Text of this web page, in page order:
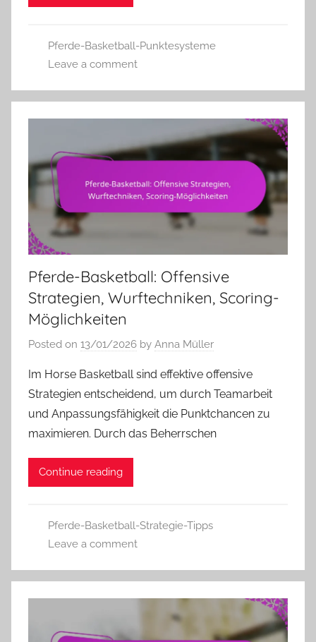
Pferde-Basketball-Punktesysteme
Leave a comment
Pferde-Basketball: Offensive
Strategien, Wurftechniken, Scoring-
Möglichkeiten
Posted on 13/01/2026 by Anna Müller
Im Horse Basketball sind effektive offensive
Strategien entscheidend, um durch Teamarbeit
und Anpassungsfähigkeit die Punktchancen zu
maximieren. Durch das Beherrschen
Continue reading
Pferde-Basketball-Strategie-Tipps
Leave a comment